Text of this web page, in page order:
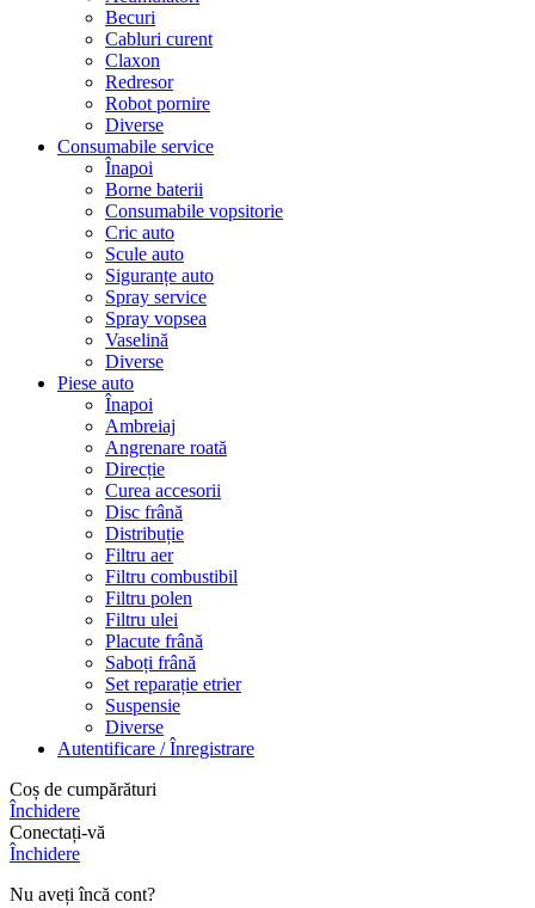
Becuri
Cabluri curent
Claxon
Redresor
Robot pornire
Diverse
Consumabile service
Înapoi
Borne baterii
Consumabile vopsitorie
Cric auto
Scule auto
Siguranțe auto
Spray service
Spray vopsea
Vaselină
Diverse
Piese auto
Înapoi
Ambreiaj
Angrenare roată
Direcție
Curea accesorii
Disc frână
Distribuție
Filtru aer
Filtru combustibil
Filtru polen
Filtru ulei
Placute frână
Saboți frână
Set reparație etrier
Suspensie
Diverse
Autentificare / Înregistrare
Coș de cumpărături
Închidere
Conectați-vă
Închidere
Nu aveți încă cont?